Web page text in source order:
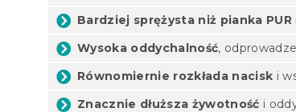
Bardziej sprężysta niż pianka PUR
Wysoka oddychalność,
Równomiernie rozkłada nacisk i
Znacznie dłuższa żywotność i